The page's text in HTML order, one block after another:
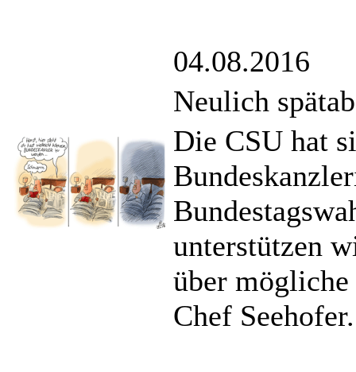
04.08.2016
Neulich
Die CSU hat
unterstützen
über
Chef Seehofer.